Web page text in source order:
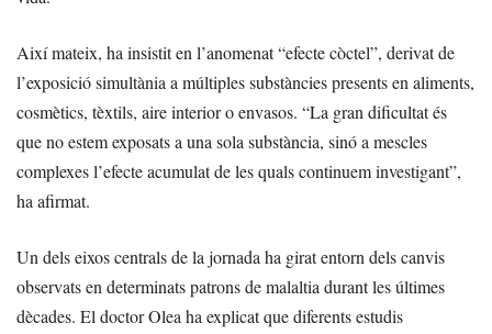
Així mateix, ha insistit en l’anomenat “efecte còctel”, derivat de
l’exposició simultània a múltiples substàncies presents en aliments,
cosmètics, tèxtils, aire interior o envasos. “La gran dificultat és
que no estem exposats a una sola substància, sinó a mescles
complexes l’efecte acumulat de les quals continuem investigant”,
ha afirmat.
Un dels eixos centrals de la jornada ha girat entorn dels canvis
observats en determinats patrons de malaltia durant les últimes
dècades. El doctor Olea ha explicat que diferents estudis